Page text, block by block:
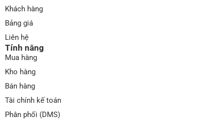
Khách hàng
Bảng giá
Liên hệ
Tính năng
Mua hàng
Kho hàng
Bán hàng
Tài chính kế toán
Phân phối (DMS)